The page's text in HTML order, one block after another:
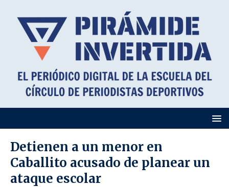
Detienen a un menor en
Caballito acusado de planear un
ataque escolar